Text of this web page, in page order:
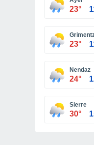
23°
23°
Nendaz
24°
Sierre
30°